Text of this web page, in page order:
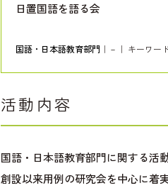
日置国語を語る会
国語・日本語教育部門 ｜－｜ キーワー
活動内容
国語・日本語教育部門に関する活
創設以来用例の研究会を中心に着